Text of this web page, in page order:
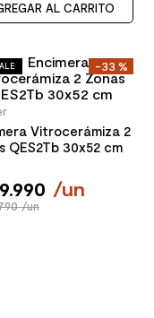
AL CARRITO
-33 %
Vitrocerámiza 2
QES2Tb 30x52 cm
.990 /un
/un